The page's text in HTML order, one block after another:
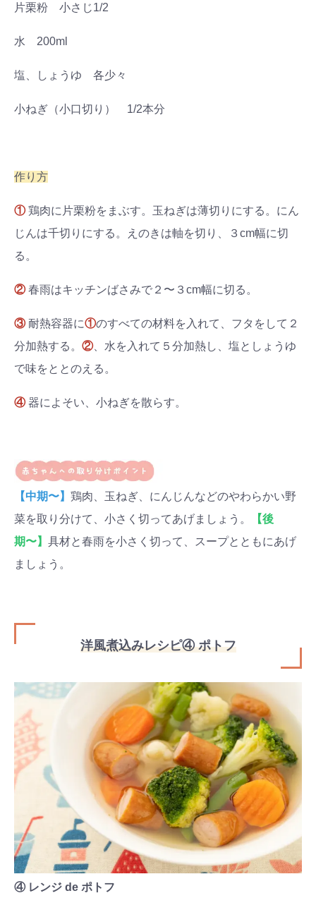
片栗粉 小さじ1/2
水 200ml
塩、しょうゆ 各少々
小ねぎ（小口切り） 1/2本分
作り方
①鶏肉に片栗粉をまぶす。玉ねぎは薄切りにする。にん
じんは千切りにする。えのきは軸を切り、３cm幅に切
る。
②春雨はキッチンばさみで２〜３cm幅に切る。
③耐熱容器に①のすべての材料を入れて、フタをして２
分加熱する。 ②、水を入れて５分加熱し、塩としょうゆ
で味をととのえる。
④器によそい、小ねぎを散らす。
【中期〜】 鶏肉、玉ねぎ、にんじんなどのやわらかい野
菜を取り分けて、小さく切ってあげましょう。
【後
期〜】 具材と春雨を小さく切って、スープとともにあげ
ましょう。
洋風煮込みレシピ④ ポトフ
④ レンジ de ポトフ
検索
キャンペーン